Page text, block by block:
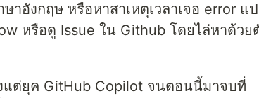
อังกฤษ หรือหาสาเหตุเวลาเจอ error แ
หรือดู Issue ใน Github โดยไล่หาด้วย
ต่ยุค GitHub Copilot จนตอนนี้มาจบที่